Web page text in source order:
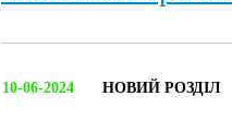
10-06-2024 НОВИЙ РОЗДІЛ